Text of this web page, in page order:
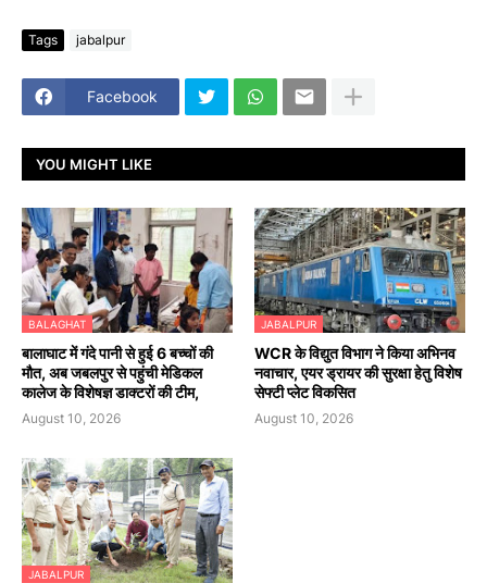
Tags jabalpur
Facebook
YOU MIGHT LIKE
BALAGHAT
बालाघाट में गंदे पानी से हुई 6 बच्चों की
मौत, अब जबलपुर से पहुंची मेडिकल
कालेज के विशेषज्ञ डाक्टरों की टीम,
August 10, 2026
JABALPUR
WCR के विद्युत विभाग ने किया अभिनव
नवाचार, एयर ड्रायर की सुरक्षा हेतु विशेष
सेफ्टी प्लेट विकसित
August 10, 2026
JABALPUR